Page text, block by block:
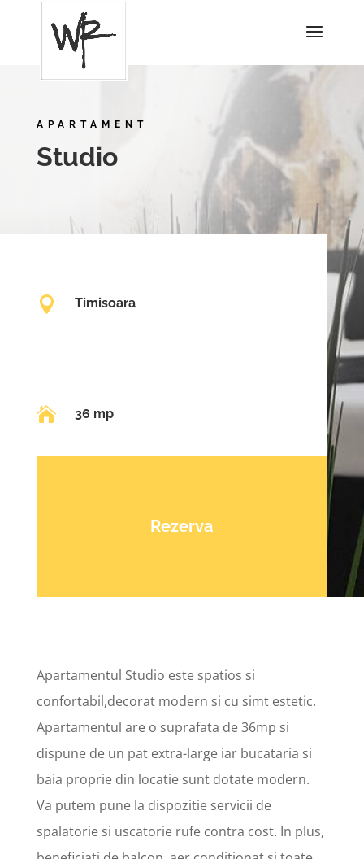
APARTAMENT
Studio
 Timisoara
 36 mp
Rezerva
Apartamentul Studio este spatios si
confortabil,decorat modern si cu simt estetic.
Apartamentul are o suprafata de 36mp si
dispune de un pat extra-large iar bucataria si
baia proprie din locatie sunt dotate modern.
Va putem pune la dispozitie servicii de
spalatorie si uscatorie rufe contra cost. In plus,